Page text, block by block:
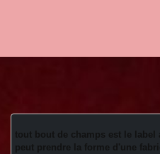
tout bout de champs est le
peut prendre la forme d'une